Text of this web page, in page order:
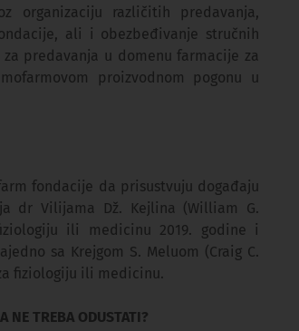
organizaciju različitih predavanja,
ali i obezbeđivanje stručnih
predavanja u domenu farmacije za
proizvodnom pogonu u
fondacije da prisustvuju događaju
dr Vilijama Dž. Kejlina (William G.
ili medicinu 2019. godine i
sa Krejgom S. Meluom (Craig C.
fiziologiju ili medicinu.
NE TREBA ODUSTATI?